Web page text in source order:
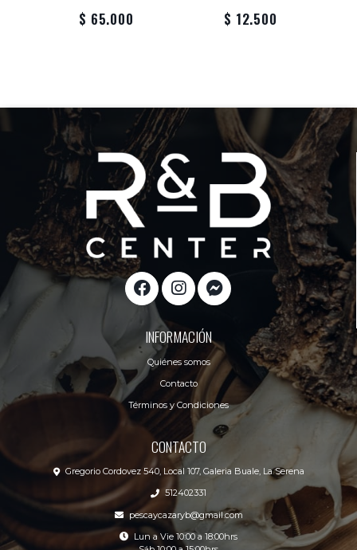
$ 65.000 $ 12.500
INFORMACIÓN
Quiénes somos
Contacto
Términos y Condiciones
CONTACTO
Gregorio Cordovez 540, Local 107, Galeria Buale, La Serena
512402331
pescaycazaryb@gmail.com
Lun a Vie 10:00 a 18:00hrs